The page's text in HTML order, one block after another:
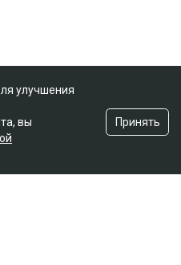
улучшения
вы
Принять